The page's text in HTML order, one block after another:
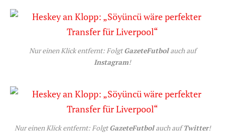
Nur einen Klick entfernt: FolgtGazeteFutbolauch auf
Instagram!
Nur einen Klick entfernt: FolgtGazeteFutbolauch aufTwitter!